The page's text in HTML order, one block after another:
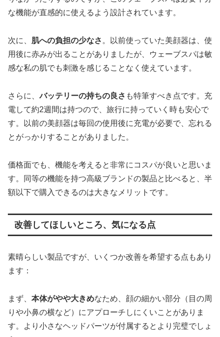
な機能が直感的に使えるよう設計されています。
次に、 肌への負担の少なさ 。以前使っていた美顔器は、使
用後に赤みが出ることがありましたが、ウェーブスパは敏
感な私の肌でも刺激を感じることなく使えています。
さらに、バッテリーの持ちの良さ も特筆すべき点です。充
電して約2週間は持つので、旅行に持っていく時も安心で
す。以前の美顔器は毎回の使用後に充電が必要で、忘れる
とがっかりすることがありました。
価格面でも、機能を考えると非常にコスパが良いと思いま
す。同等の機能を持つ高級ブランドの製品と比べると、半
額以下で購入できるのは大きなメリットです。
改善してほしいところ、気になる点
素晴らしい製品ですが、いくつか改善を希望する点もあり
ます：
まず、 本体がやや大きめなため、顔の細かい部分（目の周
りや小鼻の横など）にアプローチしにくいことがありま
す。より小さなヘッドパーツが付属するとより完璧でしょ